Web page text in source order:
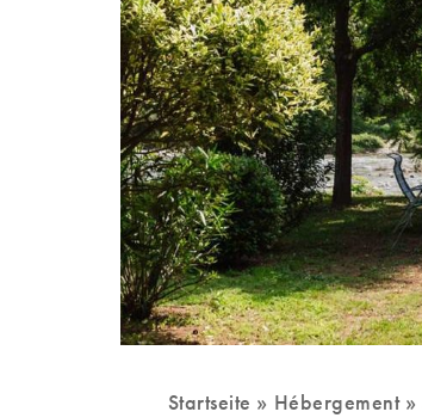
Startseite » Hébergement»